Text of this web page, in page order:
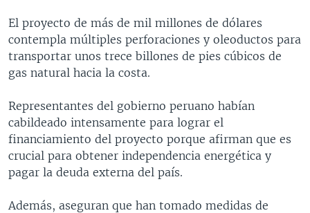
CIENCIA Y SALUD
VISIÓN 360
LAS CLAVES
AUDIONOTICIAS
BUENOS DÍAS AMÉRICA
EL MUNDO AL DÍA [RADIO]
FORO [RADIO]
DEPORTIVO INTERNACIONAL
NOTA ECONÓMICA
ENTRETENIMIENTO
DOCUMENTALES DE LA VOA
Learning English
SÍGANOS
Idiomas
El proyecto de más de mil millones de dólares
contempla múltiples perforaciones y oleoductos para
transportar unos trece billones de pies cúbicos de
gas natural hacia la costa.
Representantes del gobierno peruano habían
cabildeado intensamente para lograr el
financiamiento del proyecto porque afirman que es
crucial para obtener independencia energética y
pagar la deuda externa del país.
Además, aseguran que han tomado medidas de